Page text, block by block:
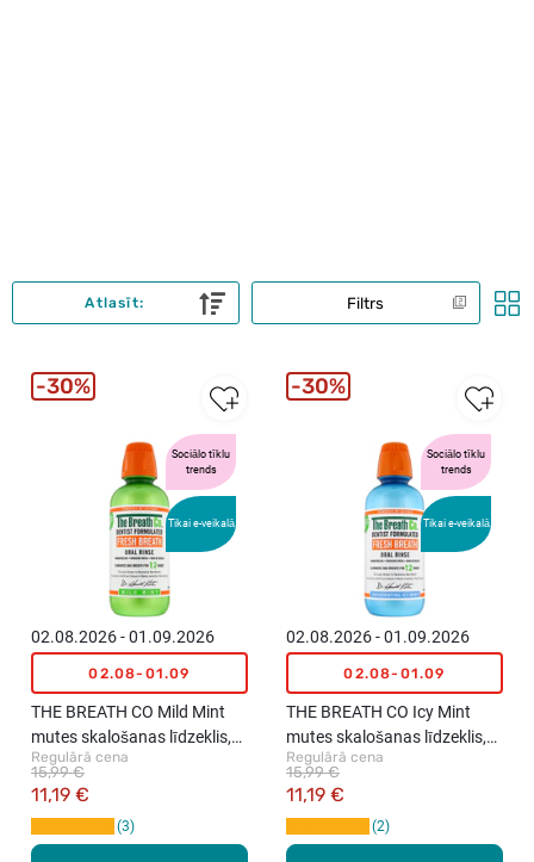
Filtrs
Atlasīt:
Sociālo tīklu
trends
Tikai e-veikalā
02.08.2026 - 01.09.2026
02.08-01.09
THE BREATH CO Mild Mint
mutes skalošanas līdzeklis,
500ml
Regulārā cena
11,19 €
15,99 €
3
30%
Sociālo tīklu
trends
Tikai e-veikalā
02.08.2026 - 01.09.2026
02.08-01.09
THE BREATH CO Icy Mint
mutes skalošanas līdzeklis,
500ml
Regulārā cena
11,19 €
15,99 €
2
30%